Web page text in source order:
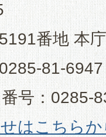
番地 本
81-6947
号：0285-
はこちら